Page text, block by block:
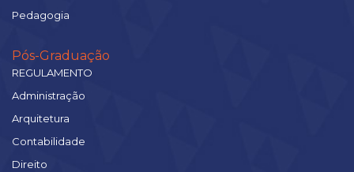
Pedagogia
Pós-Graduação
REGULAMENTO
Administração
Arquitetura
Contabilidade
Direito